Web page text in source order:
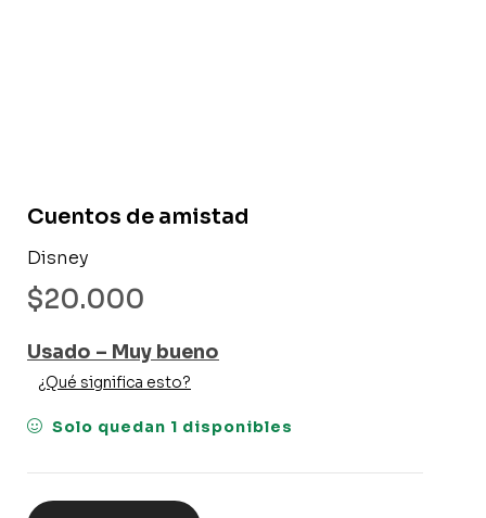
Cuentos de amistad
Disney
$20.000
Usado – Muy bueno
¿Qué significa esto?
Solo quedan 1 disponibles